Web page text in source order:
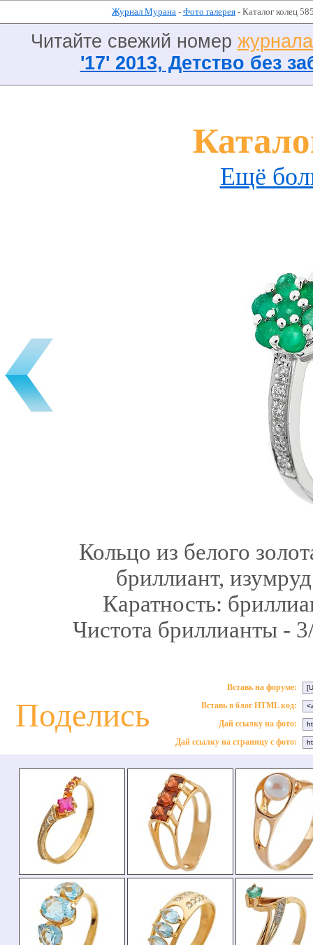
Журнал Мурана - Фото галерея - Каталог колец
Читайте свежий номер
'17' 2013, Детство без
Ещё
Кольцо из белого
бриллиант,
Каратность:
Чистота бриллианты -
Поделись
Вставь на форуме:
Вставь в блог HTML код:
Дай ссылку на фото:
Дай ссылку на страницу с фото: